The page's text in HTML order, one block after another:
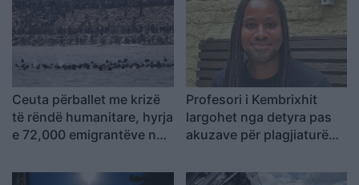
Ceuta përballet me krizë
të rëndë humanitare, hyrja
e 72,000 emigrantëve në
politike në Spanjë
Profesori i Kembrixhit
largohet nga detyra pas
akuzave për plagjiaturë